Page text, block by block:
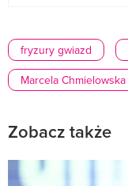
fryzury gwiazd
Marcela Chmielowska
Zobacz także